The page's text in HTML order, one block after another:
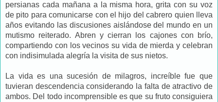
persianas cada mañana a la misma hora, grita con su voz
de pito para comunicarse con el hijo del cabrero quien lleva
años evitando las discusiones aislándose del mundo en un
mutismo reiterado. Abren y cierran los cajones con brío,
compartiendo con los vecinos su vida de mierda y celebran
con indisimulada alegría la visita de sus nietos.
La vida es una sucesión de milagros, increíble fue que
tuvieran descendencia considerando la falta de atractivo de
ambos. Del todo incomprensible es que su fruto consiguiera